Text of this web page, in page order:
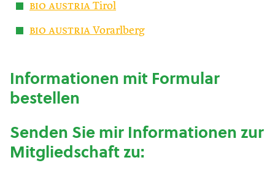
bio austria Tirol
bio austria Vorarlberg
Informationen mit Formular
bestellen
Senden Sie mir Informationen zur
Mitgliedschaft zu: